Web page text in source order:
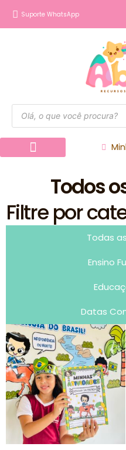
Suporte WhatsApp
Todos
Filtre por
Todas
Ensino
Datas